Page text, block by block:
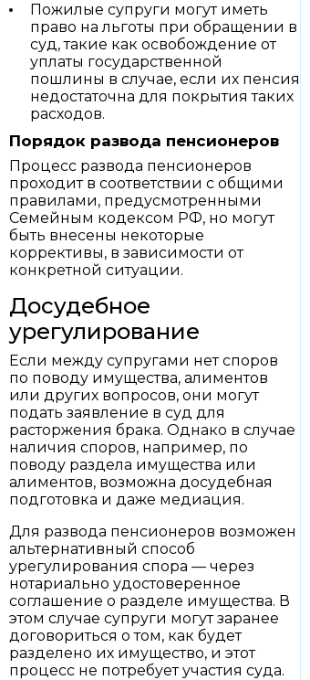
Пожилые супруги могут иметь
право на льготы при обращении в
суд, такие как освобождение от
уплаты государственной
пошлины в случае, если их пенсия
недостаточна для покрытия таких
расходов.
Порядок развода пенсионеров
Процесс развода пенсионеров
проходит в соответствии с общими
правилами, предусмотренными
Семейным кодексом РФ, но могут
быть внесены некоторые
коррективы, в зависимости от
конкретной ситуации.
Досудебное
урегулирование
Если между супругами нет споров
по поводу имущества, алиментов
или других вопросов, они могут
подать заявление в суд для
расторжения брака. Однако в случае
наличия споров, например, по
поводу раздела имущества или
алиментов, возможна досудебная
подготовка и даже медиация.
Для развода пенсионеров возможен
альтернативный способ
урегулирования спора — через
нотариально удостоверенное
соглашение о разделе имущества. В
этом случае супруги могут заранее
договориться о том, как будет
разделено их имущество, и этот
процесс не потребует участия суда.